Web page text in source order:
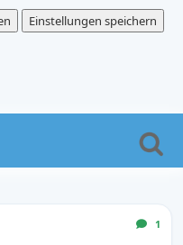
Einstellungen speichern
1